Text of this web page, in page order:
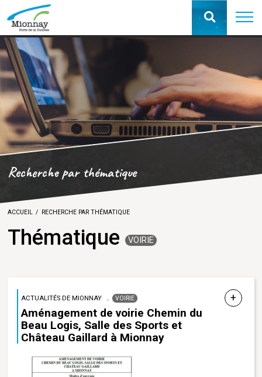
Recherche par thématique
ACCUEIL RECHERCHE PAR THÉMATIQUE
Thématique VOIRIE
ACTUALITÉS DE MIONNAY VOIRIE
Aménagement de voirie Chemin du
Beau Logis, Salle des Sports et
Château Gaillard à Mionnay